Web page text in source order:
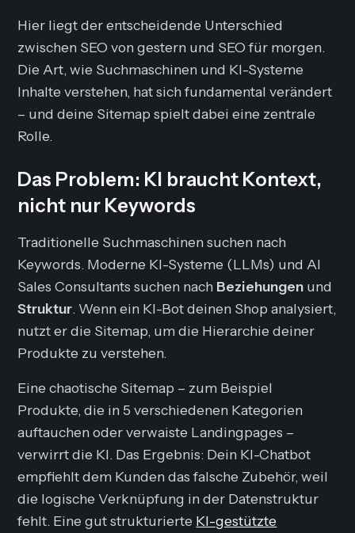
Hier liegt der entscheidende Unterschied
zwischen SEO von gestern und SEO für morgen.
Die Art, wie Suchmaschinen und KI-Systeme
Inhalte verstehen, hat sich fundamental verändert
– und deine Sitemap spielt dabei eine zentrale
Rolle.
Das Problem: KI braucht Kontext,
nicht nur Keywords
Traditionelle Suchmaschinen suchen nach
Keywords. Moderne KI-Systeme (LLMs) und AI
Sales Consultants suchen nach Beziehungen und
Struktur. Wenn ein KI-Bot deinen Shop analysiert,
nutzt er die Sitemap, um die Hierarchie deiner
Produkte zu verstehen.
Eine chaotische Sitemap – zum Beispiel
Produkte, die in 5 verschiedenen Kategorien
auftauchen oder verwaiste Landingpages –
verwirrt die KI. Das Ergebnis: Dein KI-Chatbot
empfiehlt dem Kunden das falsche Zubehör, weil
die logische Verknüpfung in der Datenstruktur
fehlt. Eine gut strukturierte KI-gestützte